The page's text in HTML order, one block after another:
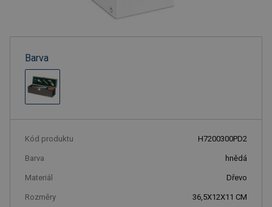
Barva
Kód produktu H7200300PD2
Barva hnědá
Materiál Dřevo
Rozměry 36,5X12X11 CM